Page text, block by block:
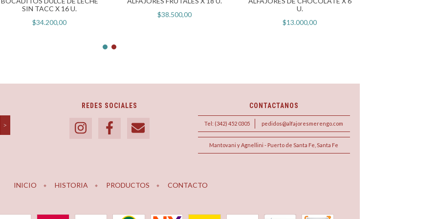
SIN TACC X 16 U.
$34.200,00
$38.500,00
U.
$13.000,00
REDES SOCIALES CONTACTANOS
Tel: (342) 452 0305 pedidos@alfajoresmerengo.com
Mantovani y Agnellini - Puerto de Santa Fe, Santa Fe
INICIO HISTORIA PRODUCTOS CONTACTO